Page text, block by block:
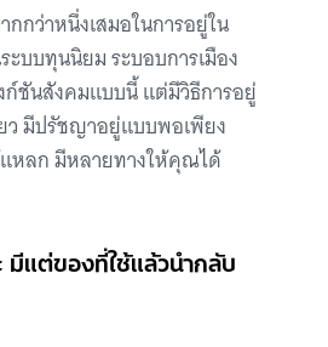
กกว่าหนึ่งเสมอในการอยู่ใน
ะบบทุนนิยม ระบอบการเมือง
ชันสังคมแบบนี้ แต่มีวิธีการอยู่
ว มีปรัชญาอยู่แบบพอเพียง
หลก มีหลายทางให้คุณได้
มีแต่ของที่ใช้แล้วนำกลับ